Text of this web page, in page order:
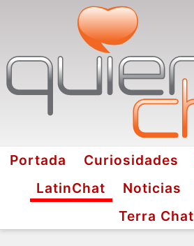
Portada Curiosidades
LatinChat
Noticias
Terra Chat